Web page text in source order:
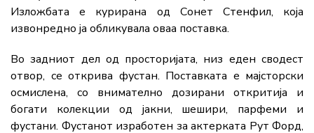
Изложбата е курирана од Сонет Стенфил, која
извонредно ја обликувала оваа поставка.
Во задниот дел од просторијата, низ еден сводест
отвор, се открива фустан. Поставката е мајсторски
осмислена, со внимателно дозирани откритија и
богати колекции од јакни, шешири, парфеми и
фустани. Фустанот изработен за актерката Рут Форд,